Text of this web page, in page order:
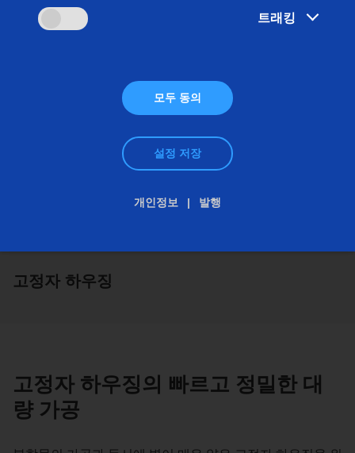
고정자 하우징
고정자 하우징의 빠르고 정밀한 대
량 가공
트래킹
모두 동의
설정 저장
개인정보 발행